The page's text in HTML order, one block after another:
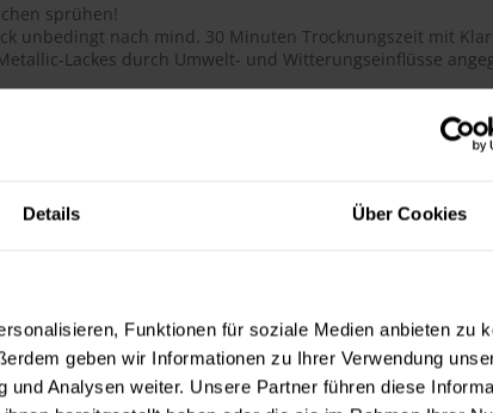
Details Über Cookies
Funktionen für soziale Medien anbieten zu
geben wir Informationen zu Ihrer Verwendung
Analysen weiter. Unsere Partner führen diese
sprühen!
unbedingt nach mind. 30 Minuten Trocknungszeit mit
Lackes durch Umwelt- und Witterungseinflüsse
Haftung, schnelltrocknend, dauerhafter Glanz
guter Elastizität
den Überzug mit 2-Schicht-Klarlack bedingt